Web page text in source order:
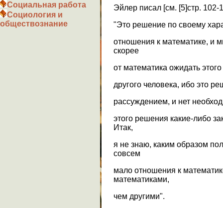
Социальная работа
Социология и
обществознание
Эйлер писал [см. [5]стр. 102-
"Это решение по своему
отношения к математике, и
скорее
от математика ожидать
другого человека, ибо это
рассуждением, и нет
этого решения какие-либо
Итак,
я не знаю, каким образом
совсем
мало отношения к
математиками,
чем другими".